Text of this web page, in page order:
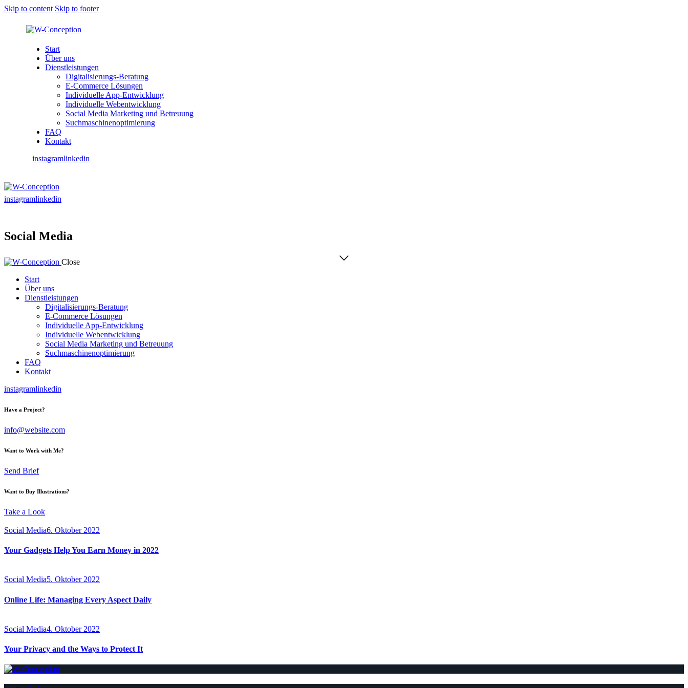
Skip to content Skip to footer
Start
Über uns
Dienstleistungen
Digitalisierungs-Beratung
E-Commerce Lösungen
Individuelle App-Entwicklung
Individuelle Webentwicklung
Social Media Marketing und Betreuung
Suchmaschinenoptimierung
FAQ
Kontakt
instagramlinkedin
instagramlinkedin
Social Media
Close
Start
Über uns
Dienstleistungen
Digitalisierungs-Beratung
E-Commerce Lösungen
Individuelle App-Entwicklung
Individuelle Webentwicklung
Social Media Marketing und Betreuung
Suchmaschinenoptimierung
FAQ
Kontakt
instagramlinkedin
Have a Project?
info@website.com
Want to Work with Me?
Send Brief
Want to Buy Illustrations?
Take a Look
Social Media6. Oktober 2022
Your Gadgets Help You Earn Money in 2022
Social Media5. Oktober 2022
Online Life: Managing Every Aspect Daily
Social Media4. Oktober 2022
Your Privacy and the Ways to Protect It